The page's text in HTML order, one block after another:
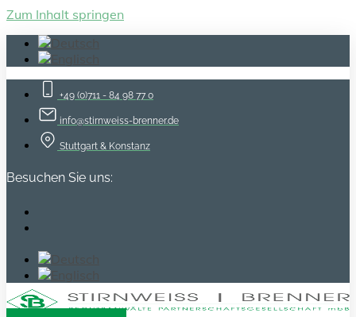
Zum Inhalt springen
+49 (0)711 - 84 98 77 0
info@stirnweiss-brenner.de
Stuttgart & Konstanz
Besuchen Sie uns: